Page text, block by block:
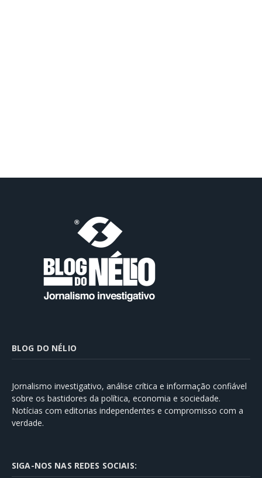
BLOG DO NÉLIO
Jornalismo investigativo, análise crítica e informação confiável
sobre os bastidores da política, economia e sociedade.
Notícias com editorias independentes e compromisso com a
verdade.
SIGA-NOS NAS REDES SOCIAIS: